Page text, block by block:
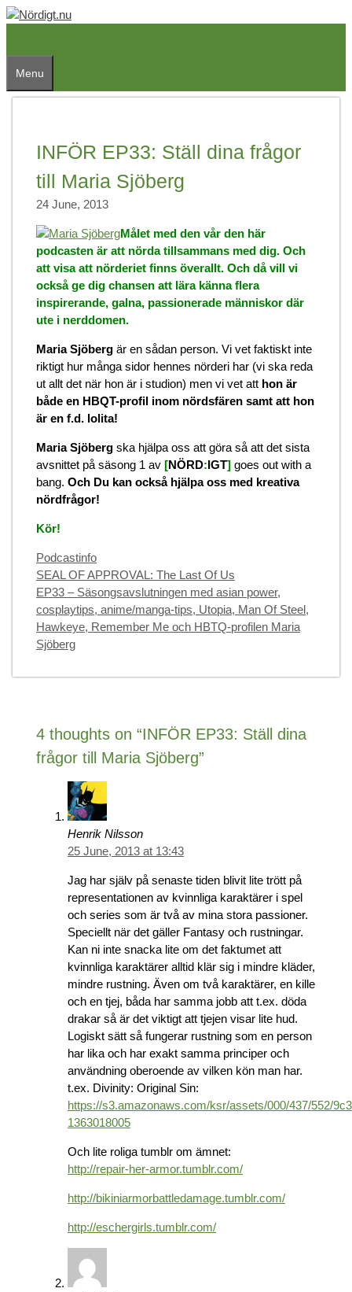
Skip
Menu
INFÖR EP33: Ställ dina frågor
till Maria Sjöberg
24 June, 2013
Målet med den vår den här
podcasten är att nörda tillsammans med dig. Och
att visa att nörderiet finns överallt. Och då vill vi
också ge dig chansen att lära känna flera
inspirerande, galna, passionerade människor där
ute i nerddomen.
Maria Sjöberg är en sådan person. Vi vet faktiskt inte
riktigt hur många sidor hennes nörderi har (vi ska reda
ut allt det när hon är i studion) men vi vet att hon är
både en HBQT-profil inom nördsfären samt att hon
är en f.d. lolita!
Maria Sjöberg ska hjälpa oss att göra så att det sista
avsnittet på säsong 1 av [NÖRD:IGT] goes out with a
bang. Och Du kan också hjälpa oss med kreativa
nördfrågor!
Kör!
Categories
Podcastinfo
SEAL OF APPROVAL: The Last Of Us
EP33 – Säsongsavslutningen med asian power,
cosplaytips, anime/manga-tips, Utopia, Man Of Steel,
Hawkeye, Remember Me och HBTQ-profilen Maria
Sjöberg
4 thoughts on “INFÖR EP33: Ställ dina
frågor till Maria Sjöberg”
Henrik Nilsson
25 June, 2013 at 13:43
Jag har själv på senaste tiden blivit lite trött på
representationen av kvinnliga karaktärer i spel
och series som är två av mina stora passioner.
Speciellt när det gäller Fantasy och rustningar.
Kan ni inte snacka lite om det faktumet att
kvinnliga karaktärer alltid klär sig i mindre kläder,
mindre rustning. Även om två karaktärer, en kille
och en tjej, båda har samma jobb att t.ex. döda
drakar så är det viktigt att tjejen visar lite hud.
Logiskt sätt så fungerar rustning som en person
har lika och har exakt samma principer och
användning oberoende av vilken kön man har.
t.ex. Divinity: Original Sin:
https://s3.amazonaws.com/ksr/assets/000/437/552/
1363018005
Och lite roliga tumblr om ämnet:
http://repair-her-armor.tumblr.com/
http://bikiniarmorbattledamage.tumblr.com/
http://eschergirls.tumblr.com/